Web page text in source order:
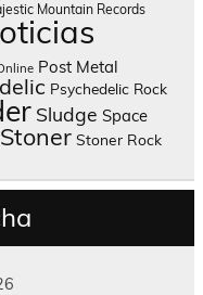
Mountain Records
Post Metal
Psychedelic Rock
Sludge Space
Stoner Stoner Rock